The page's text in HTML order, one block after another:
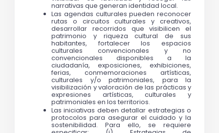
narrativas que generan identidad local.
Las agendas culturales pueden reconocer
rutas o circuitos culturales y creativos,
desarrollar recorridos que visibilicen el
patrimonio y riqueza cultural de sus
habitantes, fortalecer los espacios
culturales convencionales y no
convencionales disponibles a la
ciudadanía, exposiciones, exhibiciones,
ferias, conmemoraciones artísticas,
culturales y/o patrimoniales, para la
visibilización y valoración de las prácticas y
expresiones artísticas, culturales y
patrimoniales en los territorios.
Las iniciativas deben detallar estrategias o
protocolos para asegurar el cuidado y la
sostenibilidad. Para ello, se requiere